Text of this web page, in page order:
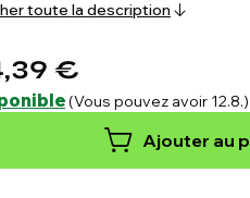
toute la description
€
(Vous pouvez avoir 12.8.)
Ajouter au